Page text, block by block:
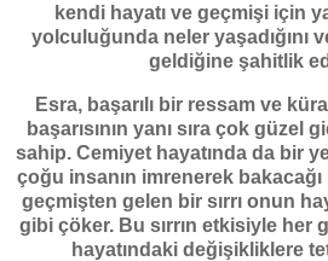
kendi hayatı ve geçmişi için
yolculuğunda neler yaşadığını
geldiğine şahitlik
Esra, başarılı bir ressam ve
başarısının yanı sıra çok güzel
sahip. Cemiyet hayatında da bir
çoğu insanın imrenerek bakacağı
geçmişten gelen bir sırrı onun
gibi çöker. Bu sırrın etkisiyle her
hayatındaki değişikliklere